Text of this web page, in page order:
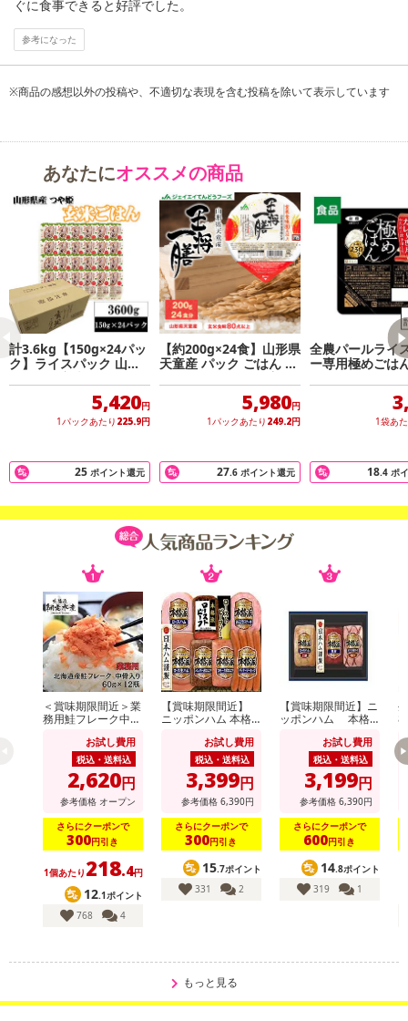
注意事項
【キャンセルについて】
※お申込み後のキャンセルはお受けできません。
記載されている内容を必ずご確認いただき、お届けする商品セット
にご納得いただきましたうえでお申し込みください。
※パッケージ変更や商品リニューアル(成分など含む)等により、参考
の掲載画像や画像内のバーコードなど、お届け商品と多少異なる場
合がございます。
合がございます。
によるお申込み後のキャンセル・返品交換は対応いたしかねます。
【お支払いについて】
※送料はお試し費用に含まれております。
※d払い、PayPay、au PAY、au PAY(auかんたん決済)、ソフトバン
クまとめて支払い、楽天ペイ、メルペイ、AEON Pay、Amazon Pa
yでお支払いの場合、決済のため外部サイトへ遷移します。
※予約商品は決済手段ごとに定められた決済期限日にお支払いを完
了することがございます。ご了承いただいたうえでお申し込みくだ
さい。
発送日カレンダー
休業日
■その他共通および商品カテゴリー別注意事項（※必ずご確認くだ
ぐに食事できると好評でした。
参考になった
※商品の感想以外の投稿や、不適切な表現を含む投稿を除いて表示しています
あなたにオススメの商品
計3.6kg【150g×24パッ
ク】ライスパック 山形
つや姫・玄米ごはん
5,420円
1パックあたり 225.9円
25 ポイント還元
【約200g×24食】山形県
天童産 パック ごはん 約
200g×24食 王将一膳
5,980円
1パックあたり 249.2円
27.6 ポイント還元
全農パールライ
ー専用極めごは
1袋あ
18.4 ポ
＜賞味期限間近＞業
務用鮭フレーク中骨
お試し費用
税込・送料込
2,620円
参考価格 オープン
さらにクーポンで
300円引き
1個あたり 218.4円
12.1ポイント
768
4
【賞味期限間近】
ニッポンハム 本格
お試し費用
税込・送料込
3,399円
参考価格 6,390円
さらにクーポンで
300円引き
15.7ポイント
331
2
【賞味期限間近】ニ
ッポンハム 本格
お試し費用
税込・送料込
3,199円
参考価格 6,390円
さらにクーポンで
600円引き
14.8ポイント
319
1
もっと見る